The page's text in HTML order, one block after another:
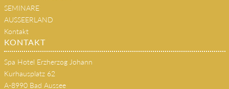
Restaurant
s'JOHANN Wirtshaus
SEMINARE
AUSSEERLAND
Kontakt
KONTAKT
Spa Hotel Erzherzog Johann